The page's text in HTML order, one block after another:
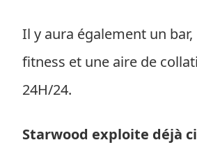
Il y aura également un
fitness et une aire de
24H/24.
Starwood exploite déjà